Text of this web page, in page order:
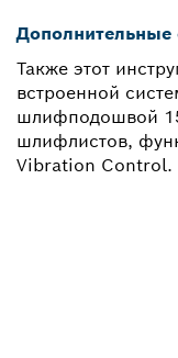
Дополнительные
Также этот
встроенной
шлифподошвой
шлифлистов,
Vibration Control.